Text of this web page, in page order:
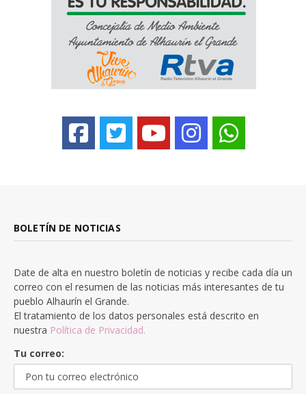
BOLETÍN DE NOTICIAS
Date de alta en nuestro boletín de noticias y recibe cada día un
correo con el resumen de las noticias más interesantes de tu
pueblo Alhaurín el Grande.
El tratamiento de los datos personales está descrito en
nuestra Política de Privacidad.
Tu correo: